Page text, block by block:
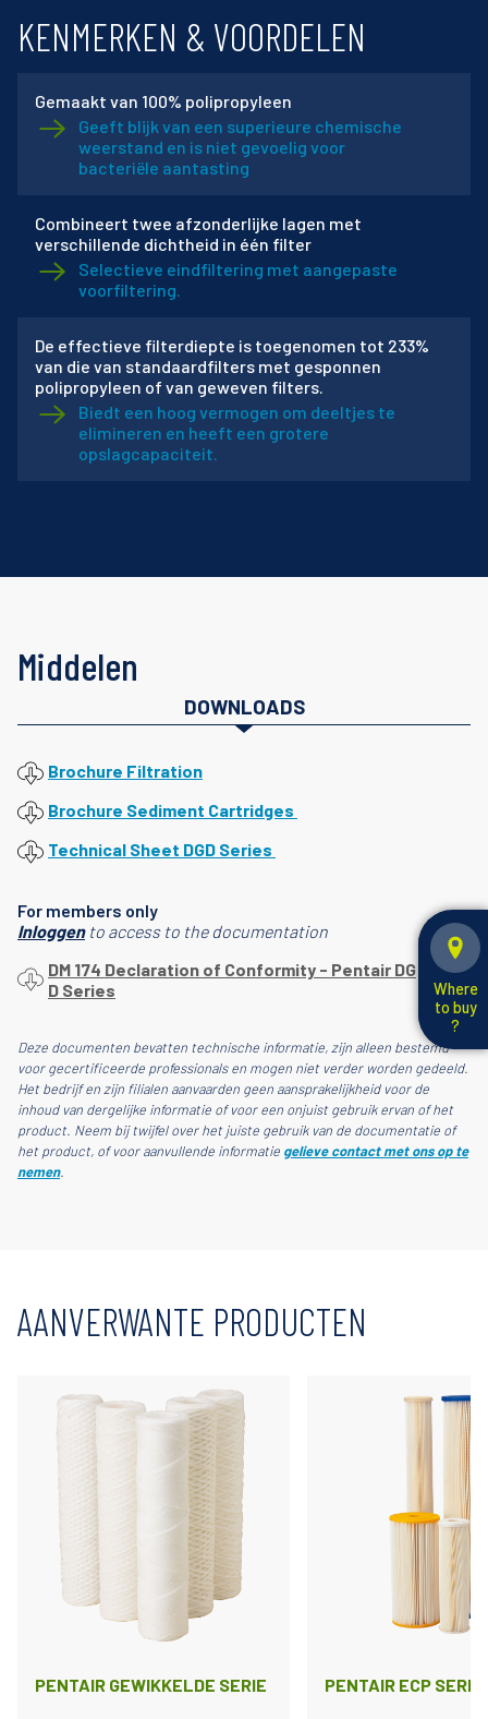
KENMERKEN & VOORDELEN
Gemaakt van 100% polipropyleen
Geeft blijk van een superieure chemische
weerstand en is niet gevoelig voor
bacteriële aantasting
Combineert twee afzonderlijke lagen met
verschillende dichtheid in één filter
Selectieve eindfiltering met aangepaste
voorfiltering.
De effectieve filterdiepte is toegenomen tot 233%
van die van standaardfilters met gesponnen
polipropyleen of van geweven filters.
Biedt een hoog vermogen om deeltjes te
elimineren en heeft een grotere
opslagcapaciteit.
Middelen
DOWNLOADS
Brochure Filtration
Brochure Sediment Cartridges
Technical Sheet DGD Series
For members only
Inloggento access to the documentation
DM 174 Declaration of Conformity - Pentair DG
D Series
Deze documenten bevatten technische informatie, zijn alleen bestemd
voor gecertificeerde professionals en mogen niet verder worden gedeeld.
Het bedrijf en zijn filialen aanvaarden geen aansprakelijkheid voor de
inhoud van dergelijke informatie of voor een onjuist gebruik ervan of het
product. Neem bij twijfel over het juiste gebruik van de documentatie of
het product, of voor aanvullende informatie gelieve contact met ons op te
nemen.
AANVERWANTE PRODUCTEN
PENTAIR GEWIKKELDE SERIE PENTAIR ECP
Where
to buy
?